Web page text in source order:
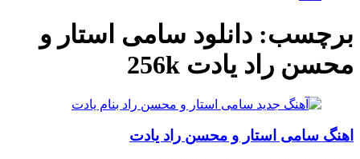
برچسب: دانلود سامی استار و
محسن راد یادت 256k
اهنگ سامی استار و محسن راد یادت